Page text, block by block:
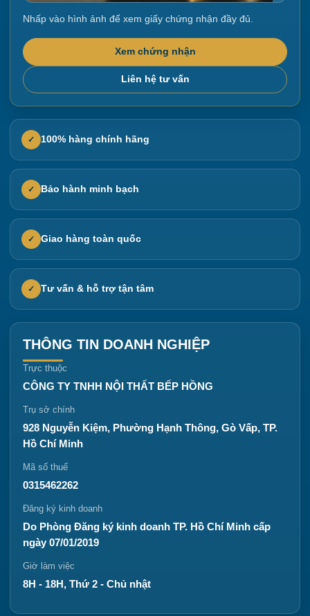
Nhấp vào hình ảnh để xem giấy chứng nhận đầy đủ.
Xem chứng nhận
Liên hệ tư vấn
✓ 100% hàng chính hãng
✓ Bảo hành minh bạch
✓ Giao hàng toàn quốc
✓ Tư vấn & hỗ trợ tận tâm
THÔNG TIN DOANH NGHIỆP
Trực thuộc
CÔNG TY TNHH NỘI THẤT BẾP HỒNG
Trụ sở chính
928 Nguyễn Kiệm, Phường Hạnh Thông, Gò Vấp, TP.
Hồ Chí Minh
Mã số thuế
0315462262
Đăng ký kinh doanh
Do Phòng Đăng ký kinh doanh TP. Hồ Chí Minh cấp
ngày 07/01/2019
Giờ làm việc
8H - 18H, Thứ 2 - Chủ nhật